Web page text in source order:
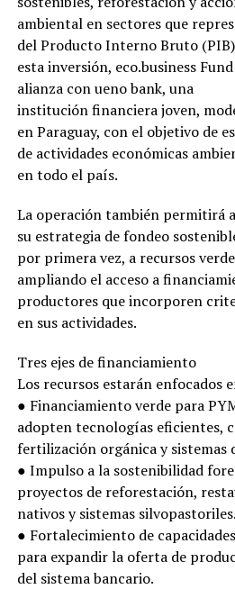
ambiental en sectores que
del Producto Interno Bruto
esta inversión, eco.business
alianza con ueno bank, una
institución financiera joven,
en Paraguay, con el objetivo de
de actividades económicas
en todo el país.
La operación también permitirá
su estrategia de fondeo
por primera vez, a recursos
ampliando el acceso a
productores que incorporen
en sus actividades.
Tres ejes de financiamiento
Los recursos estarán enfocados
● Financiamiento verde para
adopten tecnologías eficientes,
fertilización orgánica y sistemas
● Impulso a la sostenibilidad
proyectos de reforestación,
nativos y sistemas silvopastoriles.
● Fortalecimiento de
para expandir la oferta de
del sistema bancario.